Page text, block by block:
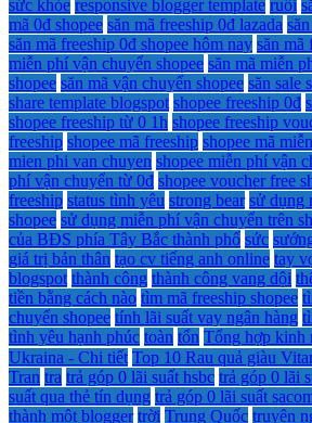
sức khỏe responsive blogger template ruồi
mã 0đ shopee săn mã freeship 0đ lazada
săn mã freeship 0đ shopee hôm nay săn mã
miễn phí vận chuyển shopee săn mã miễn
shopee săn mã vận chuyển shopee săn sale
share template blogspot shopee freeship 0đ
shopee freeship từ 0 1h shopee freeship
freeship shopee mã freeship shopee mã
mien phi van chuyen shopee miễn phí vận
phí vận chuyển từ 0đ shopee voucher free
freeship status tình yêu strong bear sử dụng
shopee sử dụng miễn phí vận chuyển trên
của BĐS phía Tây Bắc thành phố sức
giá trị bản thân tạo cv tiếng anh online tay
blogspot thành công thành công vang dội
tiền bằng cách nào tìm mã freeship shopee
chuyển shopee tính lãi suất vay ngân hàng
tình yêu hạnh phúc toàn tổn Tổng hợp kinh
Ukraina - Chi tiết Top 10 Rau quả giàu
Tran tra trả góp 0 lãi suất hsbc trả góp 0 lãi
suất qua thẻ tín dụng trả góp 0 lãi suất
thành một blogger trời Trung Quốc truyện